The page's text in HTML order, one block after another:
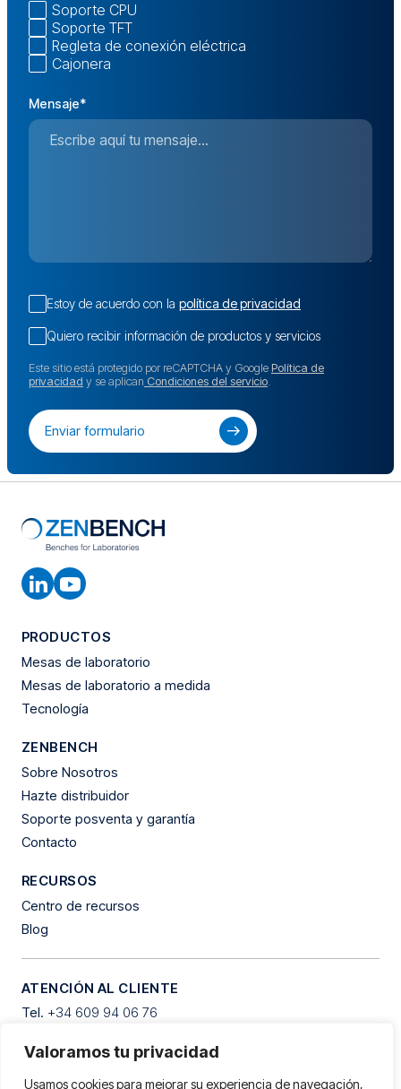
Valoramos tu privacidad
Usamos cookies para mejorar su experiencia de navegación,
Soporte CPU
Soporte TFT
Regleta de conexión eléctrica
Cajonera
Mensaje*
Estoy de acuerdo con la política de privacidad
Quiero recibir información de productos y servicios
Este sitio está protegido por reCAPTCHA y Google Política de
privacidad y se aplican Condiciones del servicio.
PRODUCTOS
Mesas de laboratorio
Mesas de laboratorio a medida
Tecnología
ZENBENCH
Sobre Nosotros
Hazte distribuidor
Soporte posventa y garantía
Contacto
RECURSOS
Centro de recursos
Blog
ATENCIÓN AL CLIENTE
Tel. +34 609 94 06 76
19:30h
Dirección: C/Clementina Arderiu, 8 Polígono Industrial Les